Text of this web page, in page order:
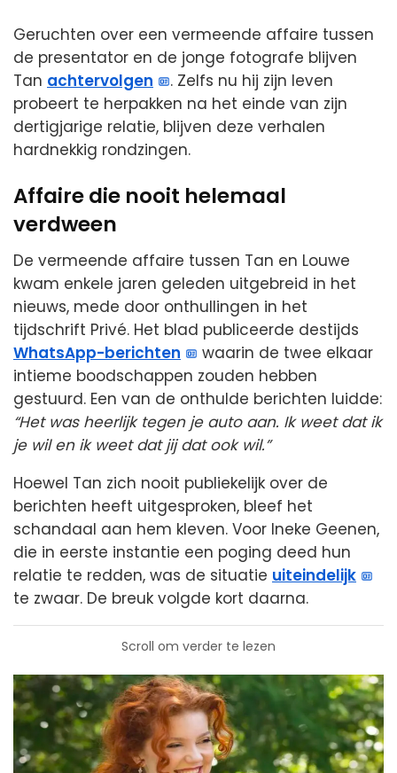
Geruchten over een vermeende affaire tussen
de presentator en de jonge fotografe blijven
Tan achtervolgen
. Zelfs nu hij zijn leven
probeert te herpakken na het einde van zijn
dertigjarige relatie, blijven deze verhalen
hardnekkig rondzingen.
Affaire die nooit helemaal
verdween
De vermeende affaire tussen Tan en Louwe
kwam enkele jaren geleden uitgebreid in het
nieuws, mede door onthullingen in het
tijdschrift Privé. Het blad publiceerde destijds
WhatsApp-berichten
waarin de twee elkaar
intieme boodschappen zouden hebben
gestuurd. Een van de onthulde berichten luidde:
“Het was heerlijk tegen je auto aan. Ik weet dat ik
je wil en ik weet dat jij dat ook wil.”
Hoewel Tan zich nooit publiekelijk over de
berichten heeft uitgesproken, bleef het
schandaal aan hem kleven. Voor Ineke Geenen,
die in eerste instantie een poging deed hun
relatie te redden, was de situatie uiteindelijk
te zwaar. De breuk volgde kort daarna.
Scroll om verder te lezen